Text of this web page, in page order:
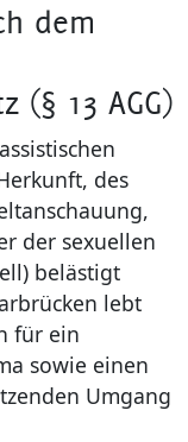
dem
(§ 13 AGG)
des
der sexuellen
belästigt
lebt
für ein
sowie einen
Umgang
Bildung
Gesundheit
Kultur &
Region
Bauen und
Natur- &
Wirtschaft